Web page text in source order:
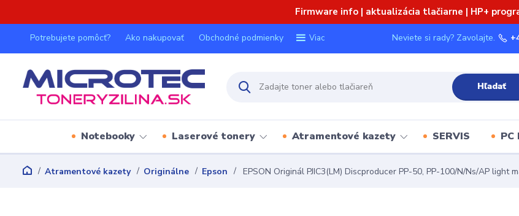
Firmware info | aktualizácia tlačiarne | HP+
Potrebujete pomôcť? Ako nakupovať Obchodné podmienky Viac
Hľadať
Neviete si rady? Zavolajte.
Notebooky Laserové tonery Atramentové kazety SERVIS PC
Atramentové kazety Originálne Epson EPSON Originál PJIC3(LM) Discproducer PP-50, PP-100/N/Ns/AP light